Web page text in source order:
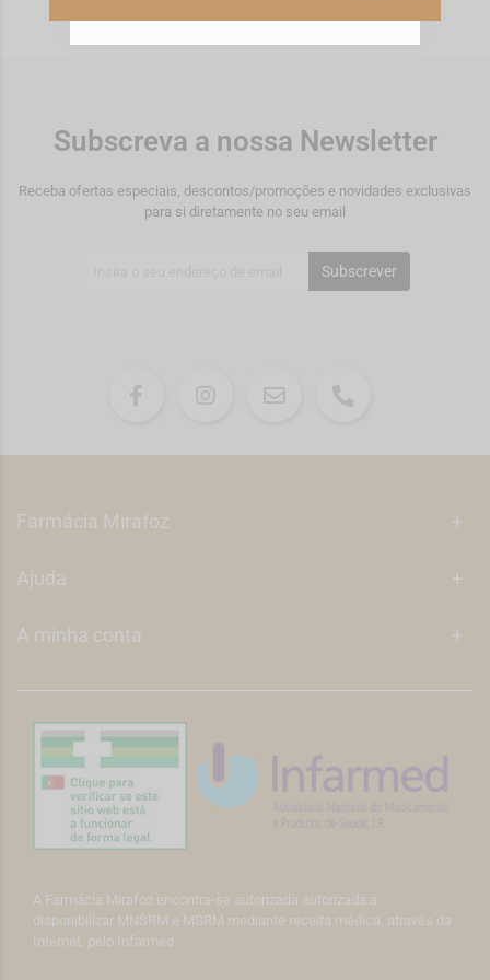
Subscreva a nossa Newsletter
Receba ofertas especiais, descontos/promoções e novidades exclusivas
para si diretamente no seu email
Subscrever
Farmácia Mirafoz +
Ajuda +
A minha conta +
A Farmácia Mirafoz encontra-se autorizada autorizada a
disponibilizar MNSRM e MSRM mediante receita médica, através da
Internet, pelo Infarmed